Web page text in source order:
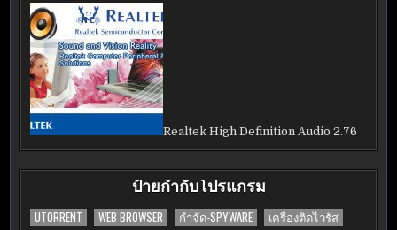
Realtek High Definition Audio 2.76
ป้ายกำกับโปรแกรม
UTORRENT WEB BROWSER กำจัด-SPYWARE
เครื่องติดไวรัส